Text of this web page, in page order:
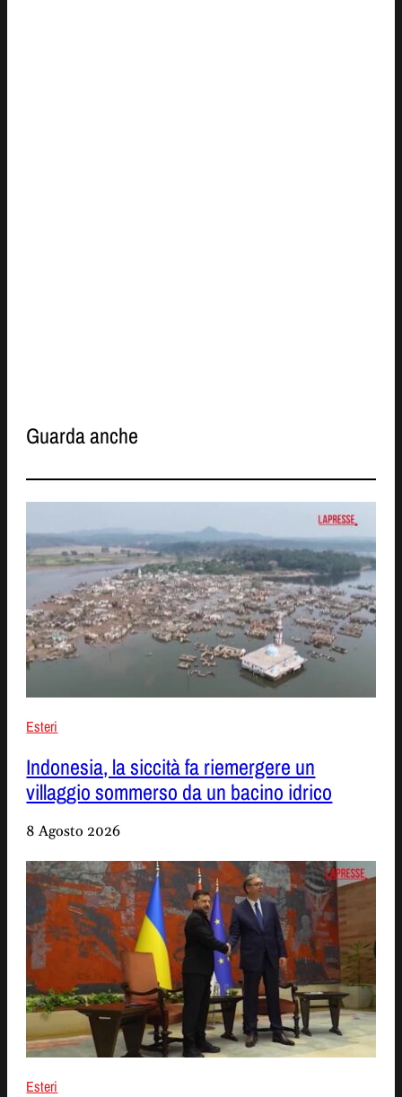
Guarda anche
Esteri
Indonesia, la siccità fa riemergere un
villaggio sommerso da un bacino idrico
8 Agosto 2026
Esteri